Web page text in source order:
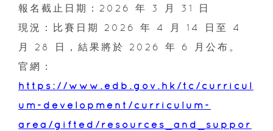
報名截止日期：2026 年 3 月 31 日
現況：比賽日期 2026 年 4 月 14 日至 4
月 28 日，結果將於 2026 年 6 月公布。
官網：
https://www.edb.gov.hk/tc/curricul
um-development/curriculum-
area/gifted/resources_and_suppor